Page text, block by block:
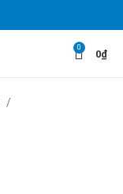
0
0₫